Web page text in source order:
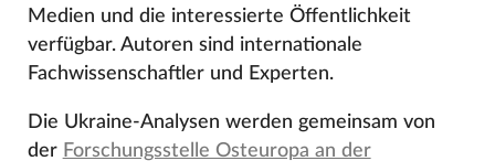
Medien und die interessierte Öffentlichkeit
verfügbar. Autoren sind internationale
Fachwissenschaftler und Experten.
Die Ukraine-Analysen werden gemeinsam von
der Forschungsstelle Osteuropa an der